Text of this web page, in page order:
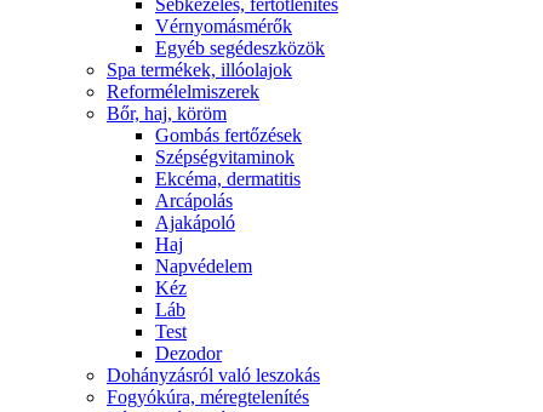
Sebkezelés, fertőtlenítés
Vérnyomásmérők
Egyéb segédeszközök
Spa termékek, illóolajok
Reformélelmiszerek
Bőr, haj, köröm
Gombás fertőzések
Szépségvitaminok
Ekcéma, dermatitis
Arcápolás
Ajakápoló
Haj
Napvédelem
Kéz
Láb
Test
Dezodor
Dohányzásról való leszokás
Fogyókúra, méregtelenítés